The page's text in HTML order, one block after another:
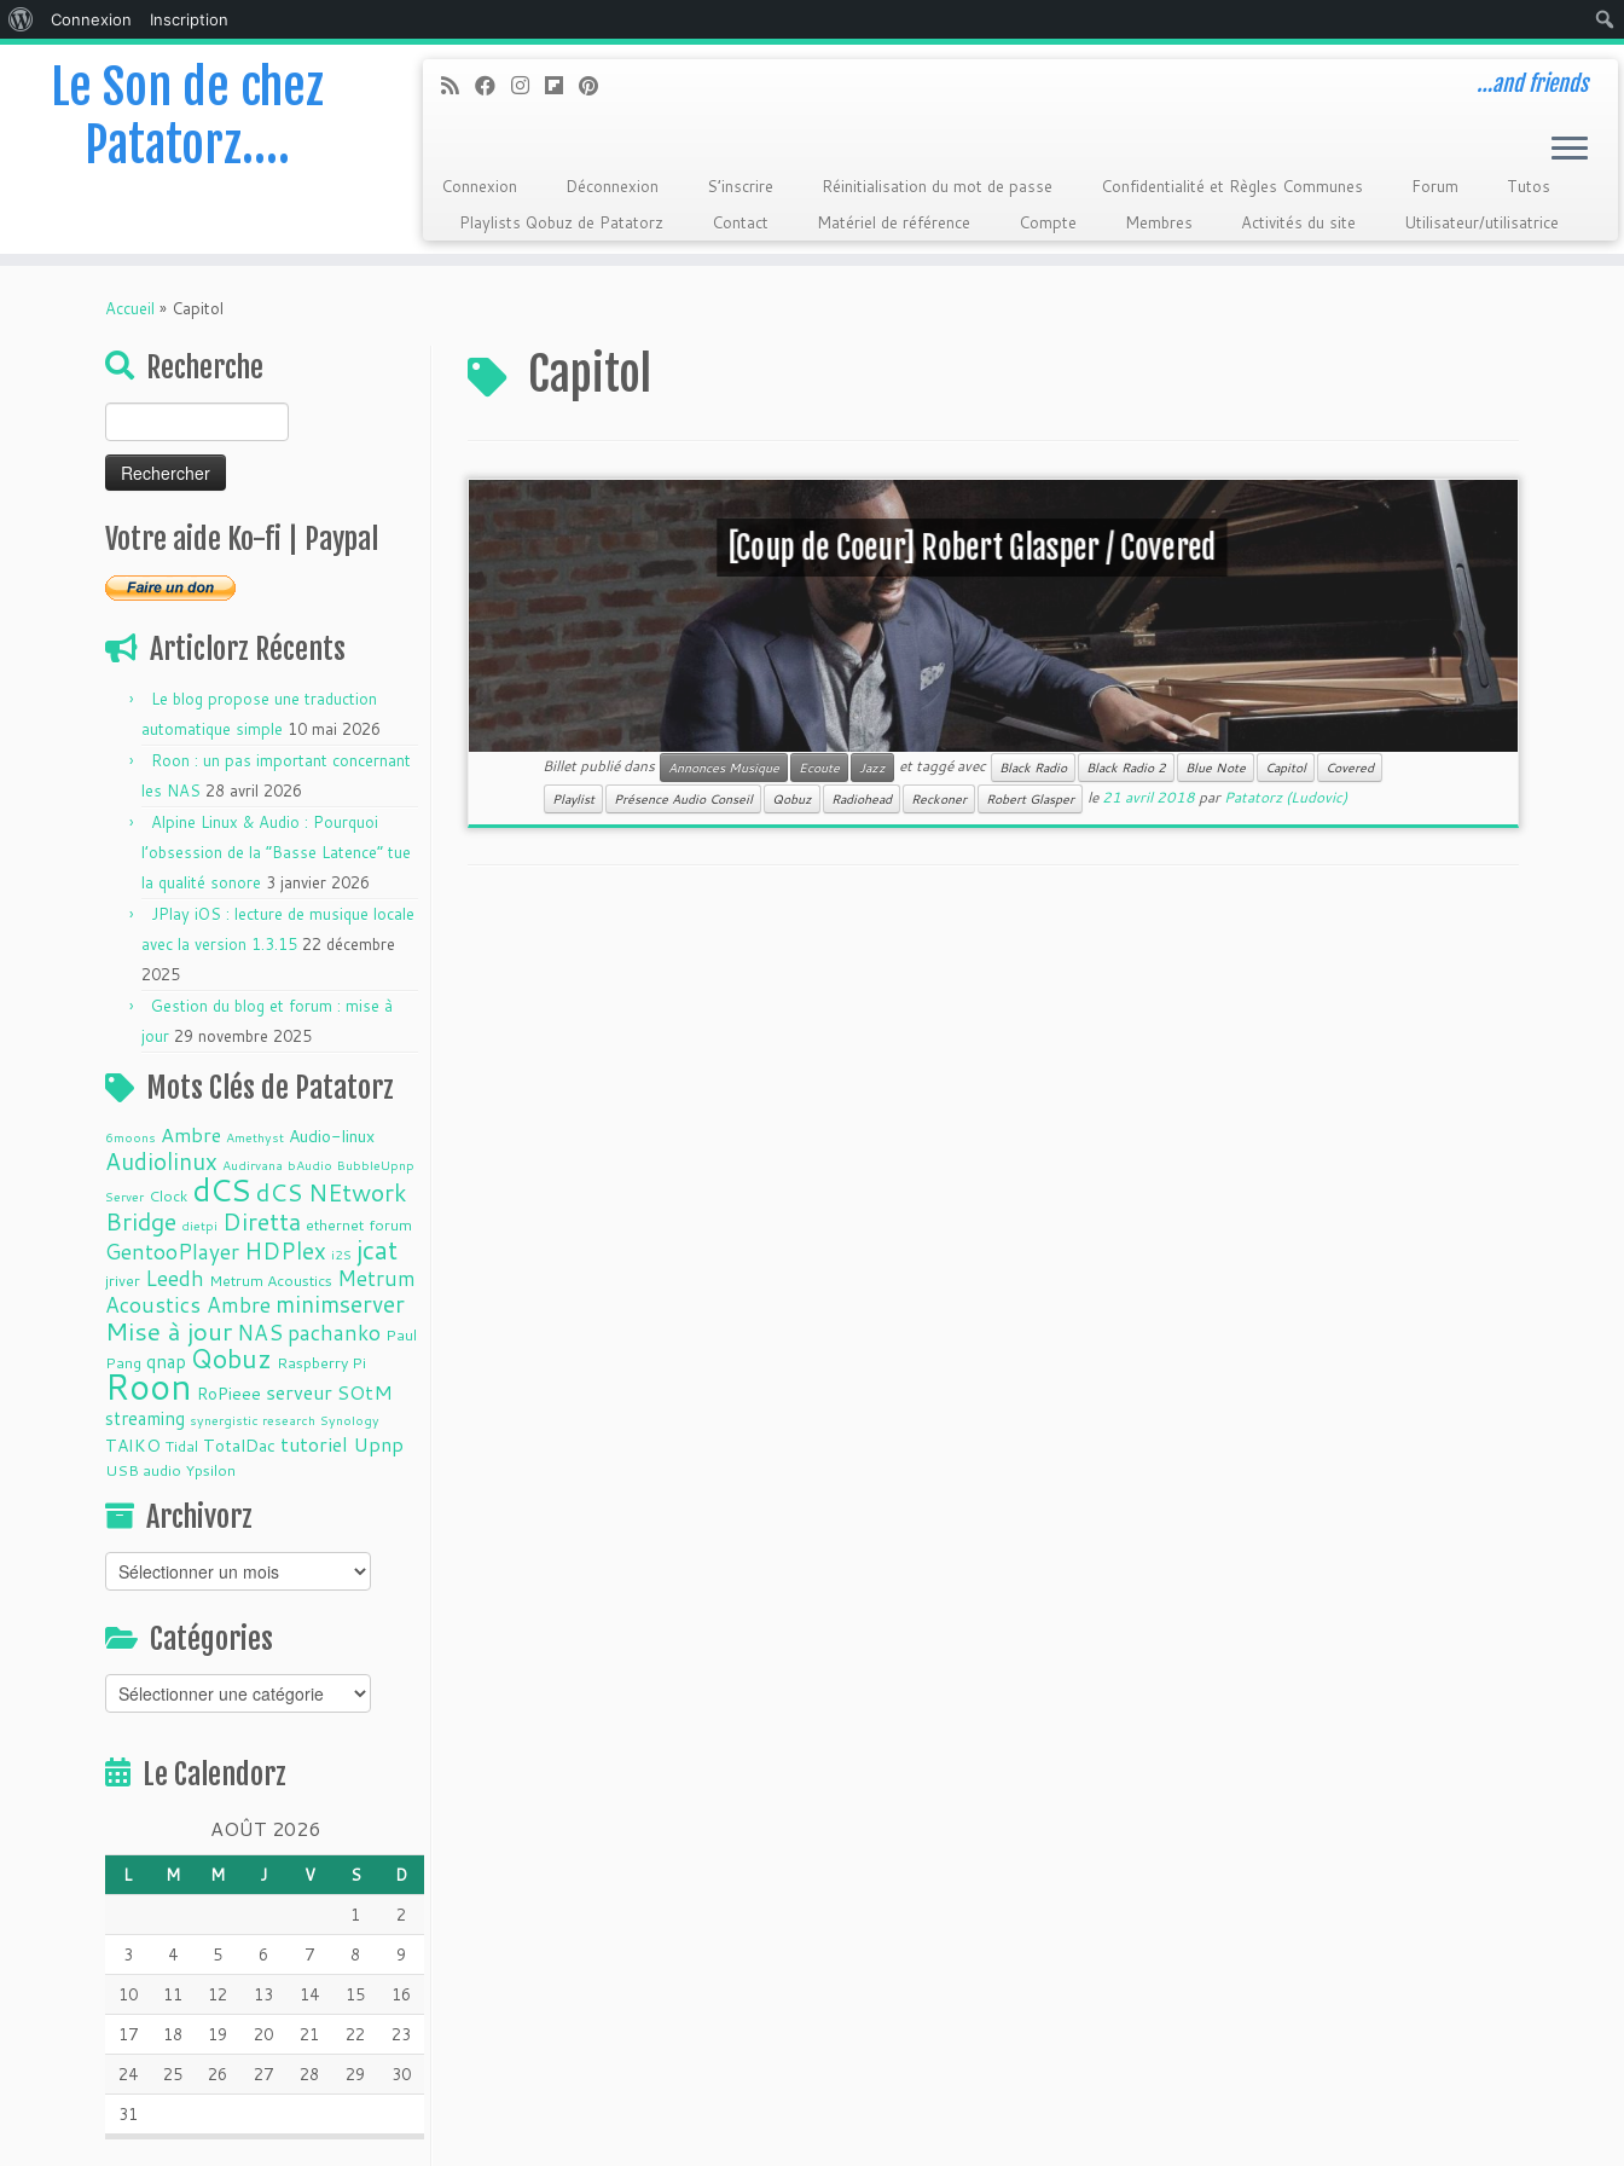
WordPress
Connexion
Inscription
Le Son de chez
Patatorz….
…and friends
Connexion Déconnexion S’inscrire Réinitialisation du mot de passe Confidentialité et Règles Communes Forum
Tutos
Playlists Qobuz de Patatorz
Contact Matériel de référence Compte Membres Activités du site Utilisateur/utilisatrice
Accueil » Capitol
Recherche
Votre aide Ko-fi | Paypal
Articlorz Récents
Le blog propose une traduction
automatique simple 10 mai 2026
Roon : un pas important concernant
les NAS 28 avril 2026
Alpine Linux & Audio : Pourquoi
l’obsession de la “Basse Latence” tue
la qualité sonore 3 janvier 2026
JPlay iOS : lecture de musique locale
avec la version 1.3.15 22 décembre
2025
Gestion du blog et forum : mise à
jour 29 novembre 2025
Mots Clés de Patatorz
6moons Ambre Amethyst Audio-linux
Audiolinux Audirvana bAudio BubbleUpnp
Server Clock dCS dCS NEtwork
Bridge dietpi Diretta ethernet forum
GentooPlayer HDPlex i2S jcat
jriver Leedh Metrum Acoustics Metrum
Acoustics Ambre minimserver
Mise à jour NAS pachanko Paul
Pang qnap Qobuz Raspberry Pi
Roon RoPieee serveur SOtM
streaming synergistic research Synology
TAIKO Tidal TotalDac tutoriel Upnp
USB audio Ypsilon
Archivorz
Archivorz
Catégories
Catégories
Le Calendorz
AOÛT 2026
L M M J V S
D
1
2
3
4 5 6 7 8
9
10
11 12 13 14 15
16
17
18 19 20 21 22
23
24
25 26 27 28 29
30
31
Capitol
[Coup de Coeur] Robert Glasper / Covered
Billet publié dans Annonces Musique Ecoute Jazz et taggé avec Black Radio Black Radio 2 Blue Note Capitol
Covered
Playlist
Présence Audio Conseil Qobuz Radiohead Reckoner Robert Glasper le21 avril 2018 parPatatorz (Ludovic)